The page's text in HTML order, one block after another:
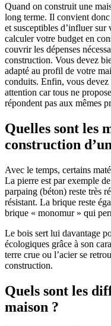
Quand on construit une
long terme. Il convient
et susceptibles d’influer
calculer votre budget en
couvrir les dépenses
construction. Vous devez
adapté au profil de votre
conduits. Enfin, vous
attention car tous ne
répondent pas aux mêmes
Quelles sont les
construction
Avec le temps, certains
La pierre est par exemple
parpaing (béton) reste très
résistant. La brique reste
brique « monomur » qui
Le bois sert lui davantage
écologiques grâce à son
terre crue ou l’acier se
construction.
Quels sont les
maison ?